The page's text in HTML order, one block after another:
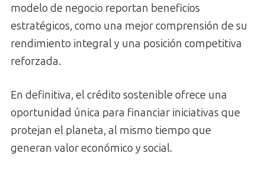
modelo de negocio reportan beneficios
estratégicos, como una mejor comprensión de su
rendimiento integral y una posición competitiva
reforzada.
En definitiva, el crédito sostenible ofrece una
oportunidad única para financiar iniciativas que
protejan el planeta, al mismo tiempo que
generan valor económico y social.